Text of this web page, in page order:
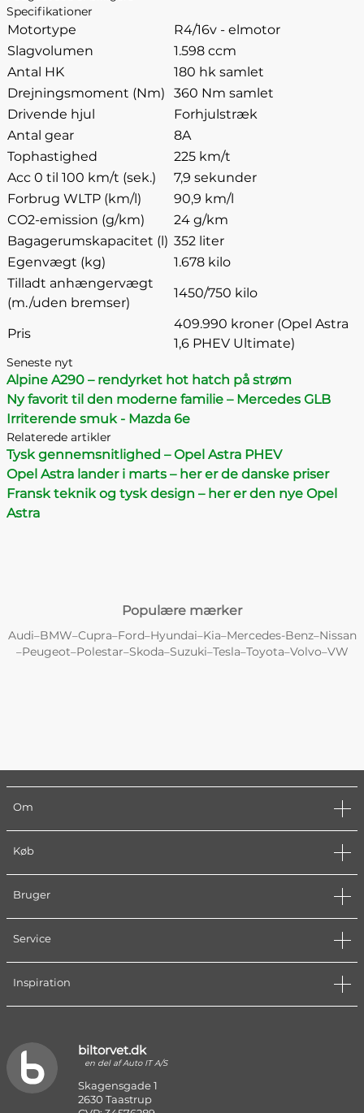
Specifikationer
Motortype
R4/16v - elmotor
Slagvolumen
1.598 ccm
Antal HK
180 hk samlet
Drejningsmoment (Nm)
360 Nm samlet
Drivende hjul
Forhjulstræk
Antal gear
8A
Tophastighed
225 km/t
Acc 0 til 100 km/t (sek.)
7,9 sekunder
Forbrug WLTP (km/l)
90,9 km/l
CO2-emission (g/km)
24 g/km
Bagagerumskapacitet (l) 352 liter
Egenvægt (kg)
1.678 kilo
Tilladt anhængervægt
(m./uden bremser)
1450/750 kilo
Pris
409.990 kroner (Opel Astra
1,6 PHEV Ultimate)
Seneste nyt
Alpine A290 – rendyrket hot hatch på strøm
Ny favorit til den moderne familie – Mercedes GLB
Irriterende smuk - Mazda 6e
Relaterede artikler
Tysk gennemsnitlighed – Opel Astra PHEV
Opel Astra lander i marts – her er de danske priser
Fransk teknik og tysk design – her er den nye Opel
Astra
Populære mærker
Audi–BMW–Cupra–Ford–Hyundai–Kia–Mercedes-Benz–Nissan
–Peugeot–Polestar–Skoda–Suzuki–Tesla–Toyota–Volvo–VW
Om
Køb
Bruger
Service
Inspiration
biltorvet.dk
en del af Auto IT A/S
Skagensgade 1
2630 Taastrup